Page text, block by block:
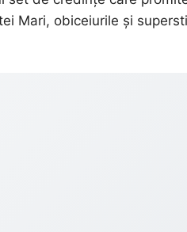
Mari, obiceiurile și